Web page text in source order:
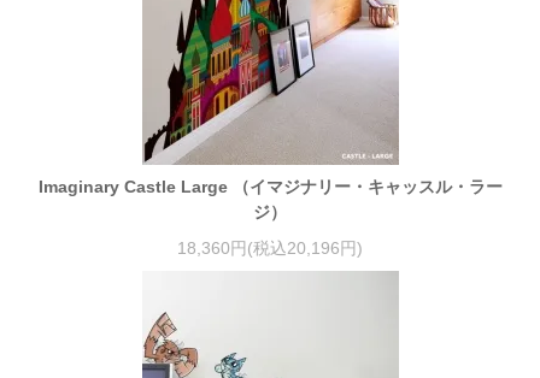
Imaginary Castle Large （イマジナリー・キャッスル・ラー
ジ）
18,360円(税込20,196円)